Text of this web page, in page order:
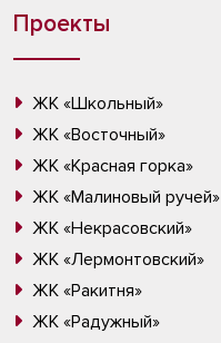
Проекты
ЖК «Школьный»
ЖК «Восточный»
ЖК «Красная горка»
ЖК «Малиновый ручей»
ЖК «Некрасовский»
ЖК «Лермонтовский»
ЖК «Ракитня»
ЖК «Радужный»